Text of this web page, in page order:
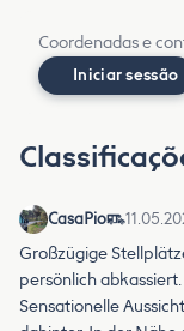
Coordenadas e
Iniciar sessão
CasaPio
Großzügige
persönlich
Sensationelle